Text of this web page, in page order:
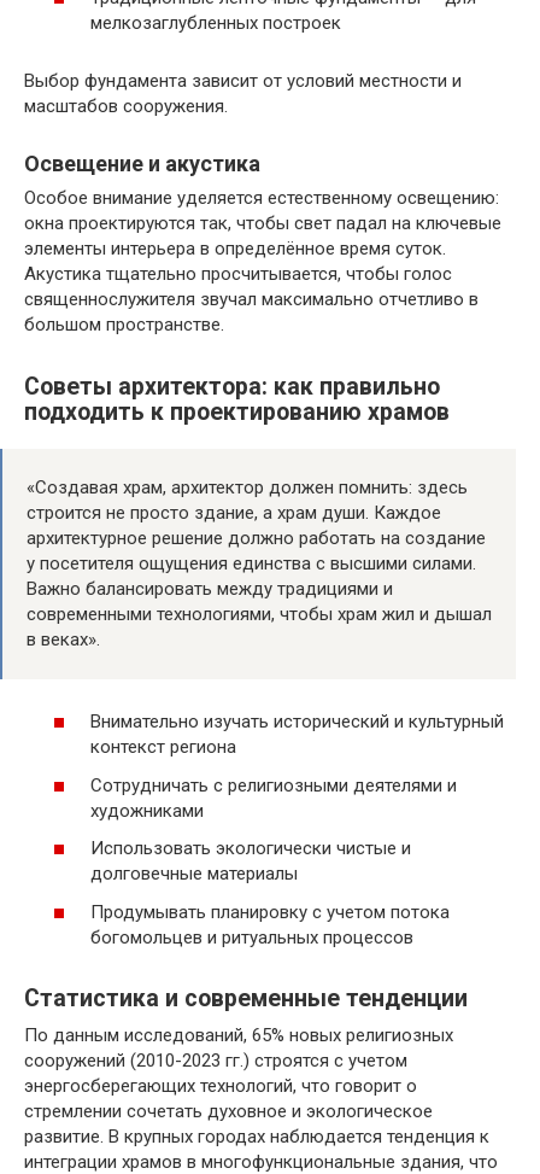
мелкозаглубленных построек
Выбор фундамента зависит от условий местности и
масштабов сооружения.
Освещение и акустика
Особое внимание уделяется естественному освещению:
окна проектируются так, чтобы свет падал на ключевые
элементы интерьера в определённое время суток.
Акустика тщательно просчитывается, чтобы голос
священнослужителя звучал максимально отчетливо в
большом пространстве.
Советы архитектора: как правильно
подходить к проектированию храмов
«Создавая храм, архитектор должен помнить: здесь
строится не просто здание, а храм души. Каждое
архитектурное решение должно работать на создание
у посетителя ощущения единства с высшими силами.
Важно балансировать между традициями и
современными технологиями, чтобы храм жил и дышал
в веках».
Внимательно изучать исторический и культурный
контекст региона
Сотрудничать с религиозными деятелями и
художниками
Использовать экологически чистые и
долговечные материалы
Продумывать планировку с учетом потока
богомольцев и ритуальных процессов
Статистика и современные тенденции
По данным исследований, 65% новых религиозных
сооружений (2010-2023 гг.) строятся с учетом
энергосберегающих технологий, что говорит о
стремлении сочетать духовное и экологическое
развитие. В крупных городах наблюдается тенденция к
интеграции храмов в многофункциональные здания, что